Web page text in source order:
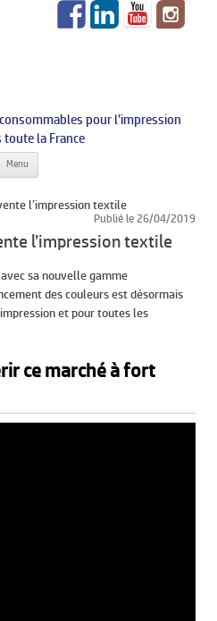
pour l’impression
la France
Menu Aller au contenu principal
l’impression textile
Publié le 26/04/2019
l’impression textile
sa nouvelle gamme
des couleurs est désormais
et pour toutes les
ce marché à fort